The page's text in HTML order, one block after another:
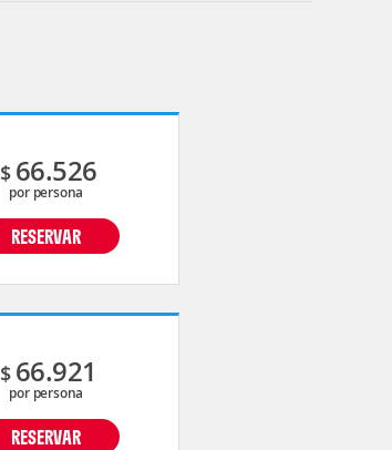
$ 66.526
por persona
RESERVAR
$ 66.921
por persona
RESERVAR